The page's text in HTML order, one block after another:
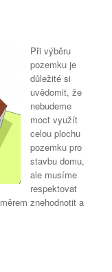
Při výběru
pozemku je
důležité si
uvědomit, že
nebudeme
moct využít
celou plochu
pozemku pro
stavbu domu,
ale musíme
respektovat
znehodnotit a